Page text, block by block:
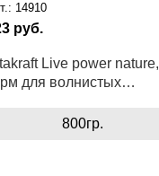
14910
руб.
Live power nature,
для волнистых
800гр.